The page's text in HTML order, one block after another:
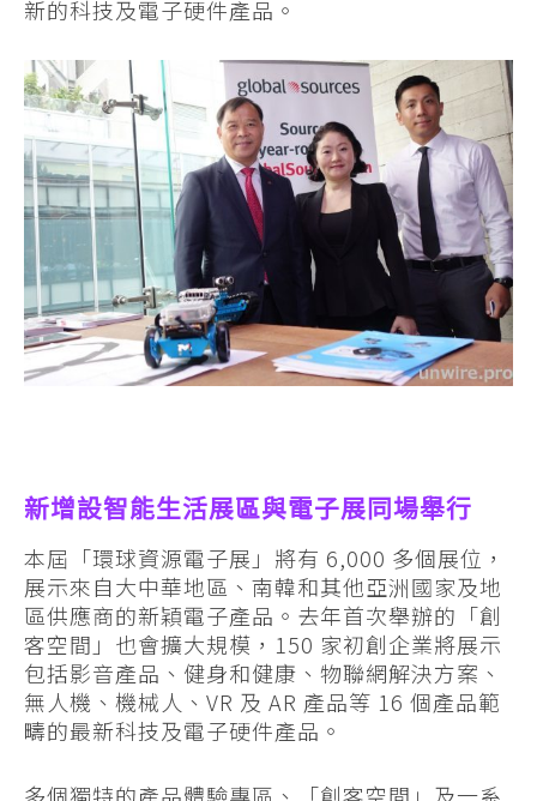
新的科技及電子硬件產品。
新增設智能生活展區與電子展同場舉行
本屆「環球資源電子展」將有 6,000 多個展位，
展示來自大中華地區、南韓和其他亞洲國家及地
區供應商的新穎電子產品。去年首次舉辦的「創
客空間」也會擴大規模，150 家初創企業將展示
包括影音產品、健身和健康、物聯網解決方案、
無人機、機械人、VR 及 AR 產品等 16 個產品範
疇的最新科技及電子硬件產品。
多個獨特的產品體驗專區、「創客空間」及一系